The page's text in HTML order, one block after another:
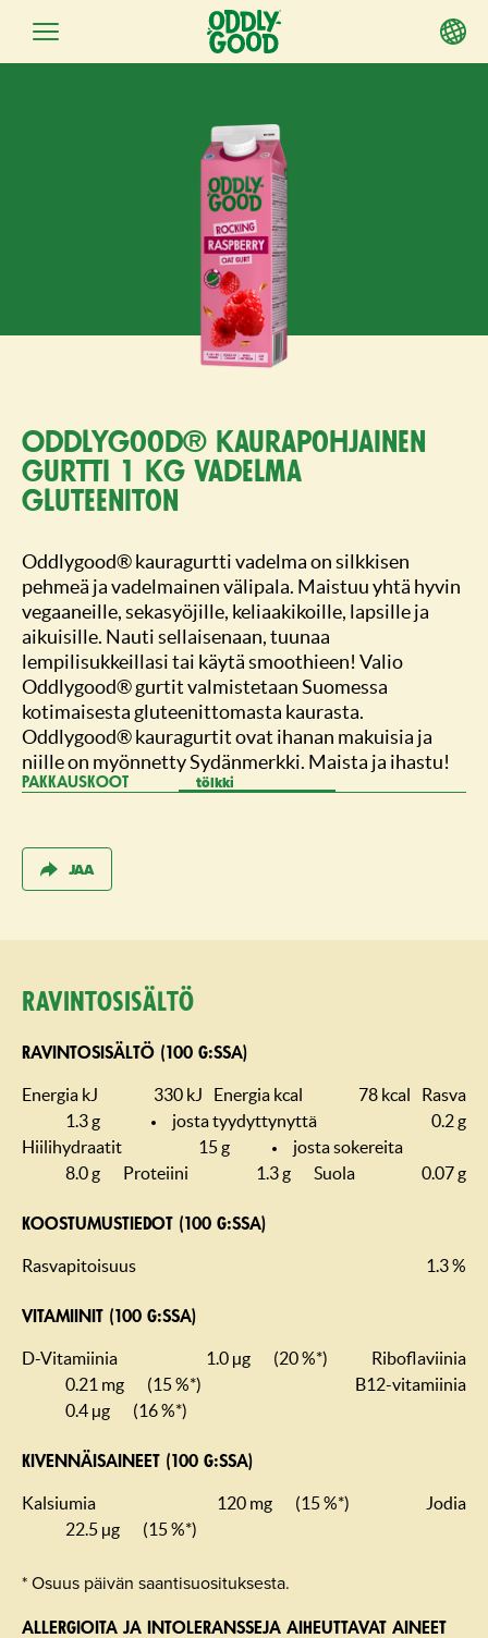
Oddlygood® kaurapohjainen
gurtti 1 kg vadelma
gluteeniton
Oddlygood® kauragurtti vadelma on silkkisen
pehmeä ja vadelmainen välipala. Maistuu yhtä hyvin
vegaaneille, sekasyöjille, keliaakikoille, lapsille ja
aikuisille. Nauti sellaisenaan, tuunaa
lempilisukkeillasi tai käytä smoothieen! Valio
Oddlygood® gurtit valmistetaan Suomessa
kotimaisesta gluteenittomasta kaurasta.
Oddlygood® kauragurtit ovat ihanan makuisia ja
niille on myönnetty Sydänmerkki. Maista ja ihastu!
PAKKAUSKOOT tölkki
JAA
Ravintosisältö
RAVINTOSISÄLTÖ (100 G:SSA)
Energia kJ 330 kJ Energia kcal 78 kcal
Rasva
1.3 g
josta tyydyttynyttä
0.2 g
Hiilihydraatit
15 g
josta sokereita
8.0 g
Proteiini 1.3 g Suola 0.07 g
KOOSTUMUS­TIEDOT (100 G:SSA)
Rasvapitoisuus 1.3 %
VITAMIINIT (100 G:SSA)
D-Vitamiinia 1.0 µg (20 %*)
Riboflaviinia
0.21 mg
(15 %*)
B12-vitamiinia
0.4 µg
(16 %*)
KIVENNÄISAINEET (100 G:SSA)
Kalsiumia 120 mg (15 %*)
Jodia
22.5 µg
(15 %*)
* Osuus päivän saantisuosituksesta.
ALLERGIOITA JA INTOLERANSSEJA AIHEUTTAVAT AINEET